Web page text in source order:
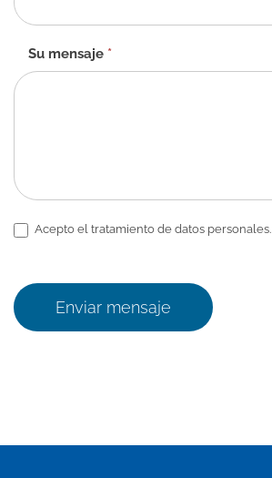
Su mensaje *
Acepto el tratamiento de datos personales.
Enviar mensaje